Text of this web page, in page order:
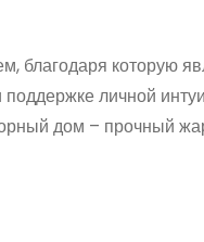
благодаря которую
личной
дом – прочный